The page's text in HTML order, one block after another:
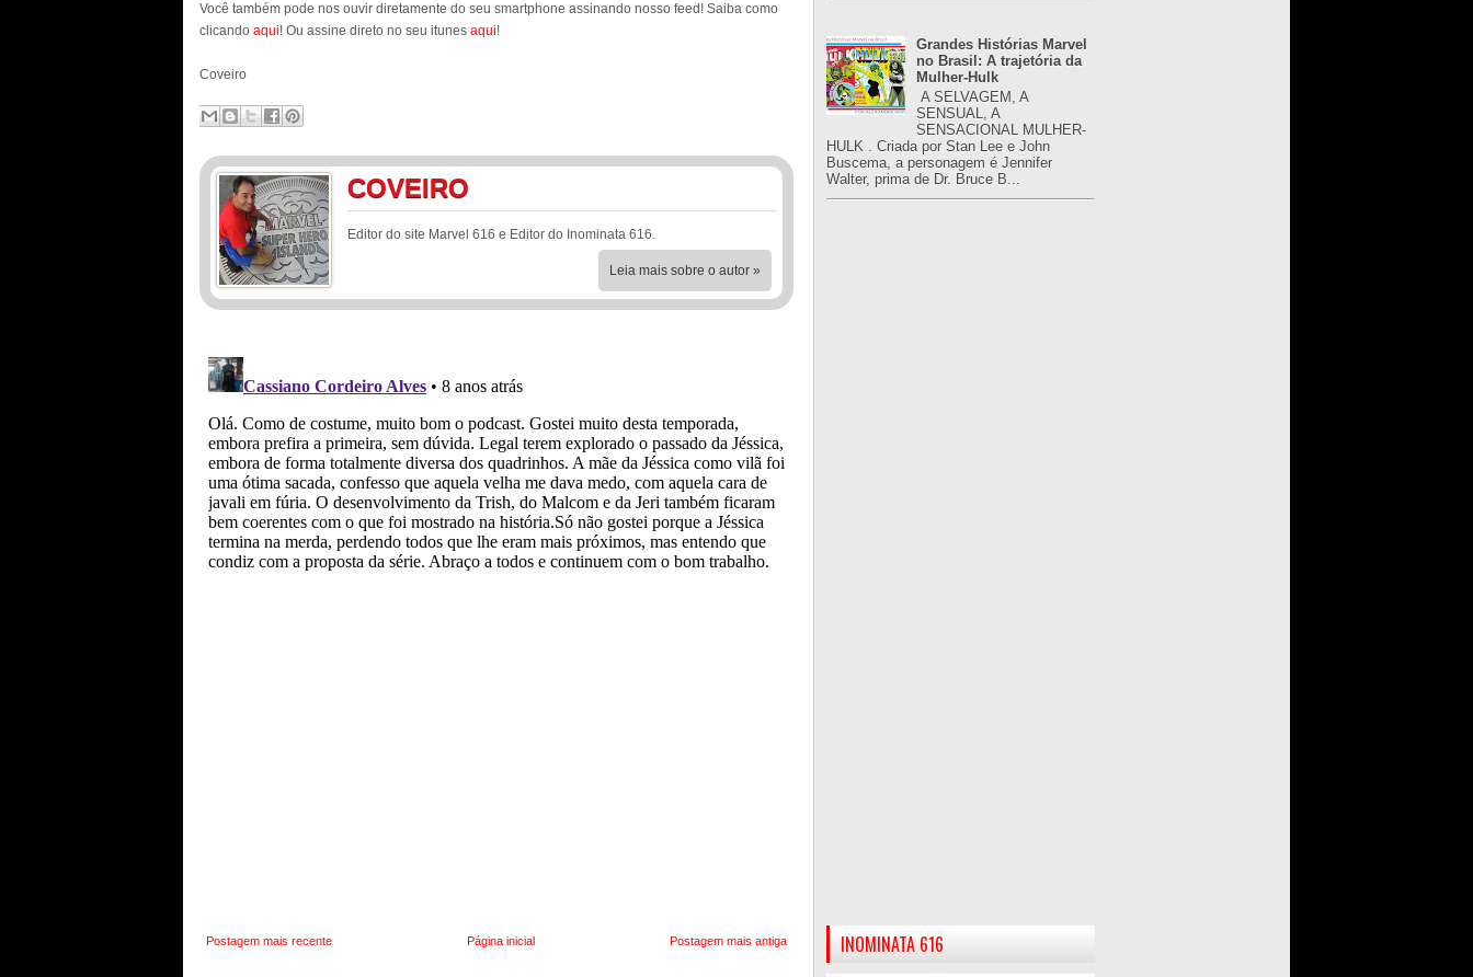
Você também pode nos ouvir diretamente do seu smartphone assinando nosso feed! Saiba como
clicando aqui! Ou assine direto no seu itunes aqui!
Coveiro
COVEIRO
Editor do site Marvel 616 e Editor do Inominata 616.
Leia mais sobre o autor »
Postagem mais recente Postagem mais antiga
Página inicial
Grandes Histórias Marvel
no Brasil: A trajetória da
Mulher-Hulk
A SELVAGEM, A
SENSUAL, A
SENSACIONAL MULHER-
HULK . Criada por Stan Lee e John
Buscema, a personagem é Jennifer
Walter, prima de Dr. Bruce B...
INOMINATA 616